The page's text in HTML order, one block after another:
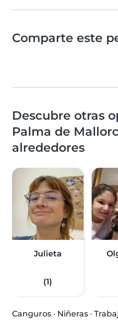
Comparte este
Descubre otras
Palma de
alrededores
Julieta
(1)
Canguros · Niñeras ·